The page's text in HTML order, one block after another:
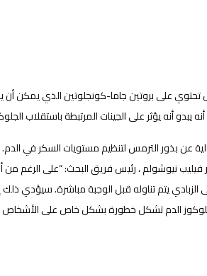
تحتوي على بروتين جاما-كونجلوتين الذي يمكن
يبدو أنه يؤثر على الجينات المرتبطة باستقلاب
عن بذور الترمس لتنظيم مستويات السكر في
فيليب نيوشولم ، رئيس فريق البحث: “على
يتم تناوله قبل الوجبة مباشرة. سيؤدي
الدم تشكل خطورة بشكل خاص على